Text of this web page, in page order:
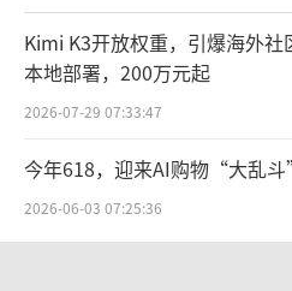
Kimi K3开放权重，引爆海外社
本地部署，200万元起
2026-07-29 07:33:47
今年618，迎来AI购物“大乱斗”
2026-06-03 07:25:36